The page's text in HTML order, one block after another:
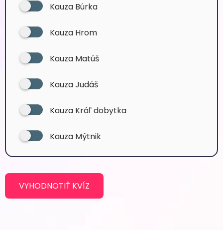
Kauza Búrka
Kauza Hrom
Kauza Matúš
Kauza Judáš
Kauza Kráľ dobytka
Kauza Mýtnik
VYHODNOTIŤ KVÍZ